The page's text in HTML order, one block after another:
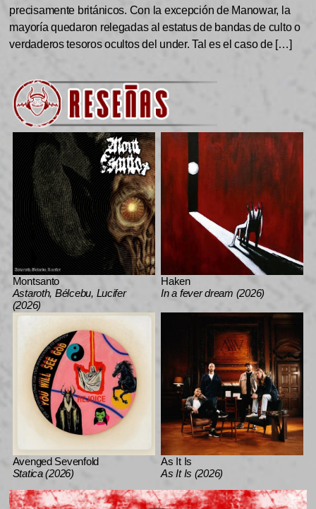
precisamente británicos. Con la excepción de Manowar, la
mayoría quedaron relegadas al estatus de bandas de culto o
verdaderos tesoros ocultos del under. Tal es el caso de […]
Montsanto
Astaroth, Bélcebu, Lucifer
(2026)
Haken
In a fever dream (2026)
Avenged Sevenfold
Statica (2026)
As It Is
As It Is (2026)